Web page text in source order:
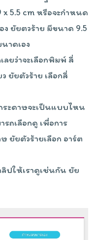
5.5 cm หรือจะกำหนด
ยัยตวร้าย มีขนาด 9.5
าดเอง
ลยว่าจะเลือกพิมพ์ สี่
ยัยตัวร้าย เลือกสี่
กระดาษจะเป็นแบบไหน
รถเลือกดู เพื่อการ
ยัยตัวร้ายเลือก อาร์ต
ลิปให้เราดูเช่นกัน ยัย